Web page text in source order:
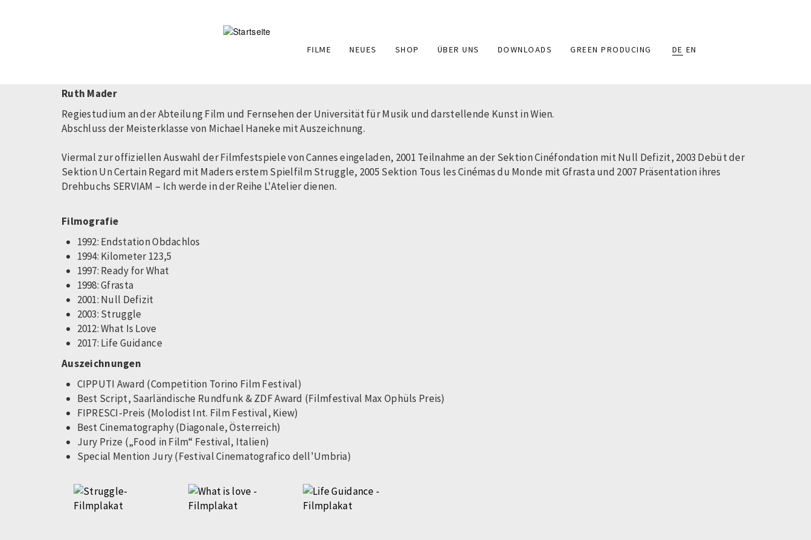
Main
FILME NEUES SHOP ÜBER UNS DOWNLOADS GREEN PRODUCING DE EN
Ruth Mader
Regiestudium an der Abteilung Film und Fernsehen der Universität für Musik und darstellende Kunst in Wien.
Abschluss der Meisterklasse von Michael Haneke mit Auszeichnung.
Viermal zur offiziellen Auswahl der Filmfestspiele von Cannes eingeladen, 2001 Teilnahme an der Sektion Cinéfondation mit Null Defizit, 2003 Debüt der
Sektion Un Certain Regard mit Maders erstem Spielfilm Struggle, 2005 Sektion Tous les Cinémas du Monde mit Gfrasta und 2007 Präsentation ihres
Drehbuchs SERVIAM – Ich werde in der Reihe L'Atelier dienen.
Filmografie
1992: Endstation Obdachlos
1994: Kilometer 123,5
1997: Ready for What
1998: Gfrasta
2001: Null Defizit
2003: Struggle
2012: What Is Love
2017: Life Guidance
Auszeichnungen
CIPPUTI Award (Competition Torino Film Festival)
Best Script, Saarländische Rundfunk & ZDF Award (Filmfestival Max Ophüls Preis)
FIPRESCI-Preis (Molodist Int. Film Festival, Kiew)
Best Cinematography (Diagonale, Österreich)
Jury Prize („Food in Film“ Festival, Italien)
Special Mention Jury (Festival Cinematografico dell'Umbria)